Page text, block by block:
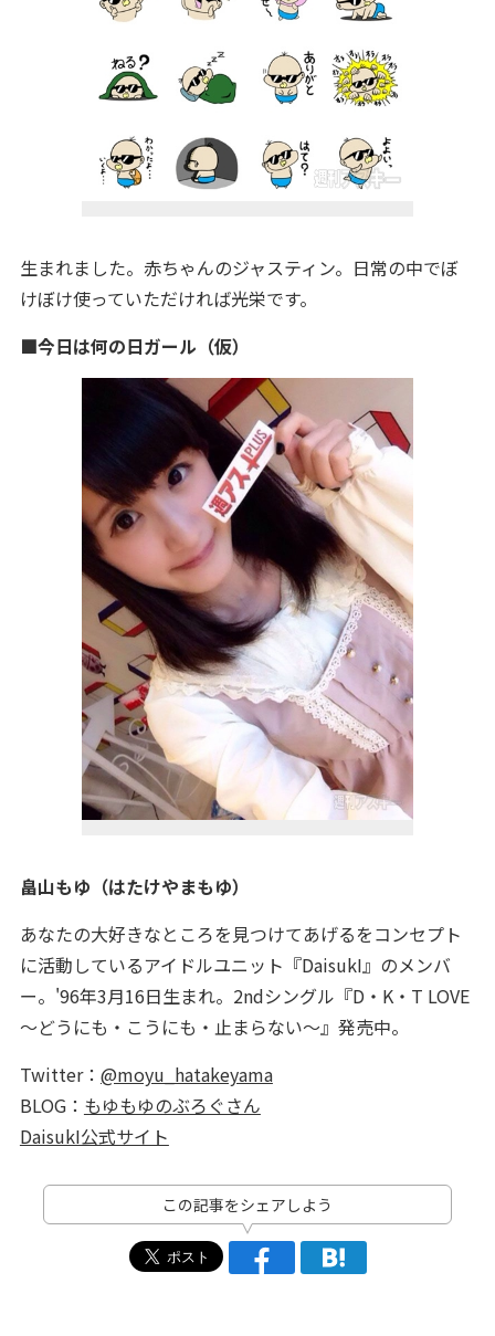
生まれました。赤ちゃんのジャスティン。日常の中でぼ
けぼけ使っていただければ光栄です。
■今日は何の日ガール（仮）
畠山もゆ（はたけやまもゆ）
あなたの大好きなところを見つけてあげるをコンセプト
に活動しているアイドルユニット『DaisukI』のメンバ
ー。'96年3月16日生まれ。2ndシングル『D・K・T LOVE
～どうにも・こうにも・止まらない～』発売中。
Twitter： @moyu_hatakeyama
BLOG： もゆもゆのぶろぐさん
DaisukI公式サイト
この記事をシェアしよう